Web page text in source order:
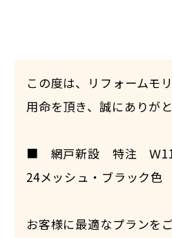
この度は、リフォームモ
用命を頂き、誠にありが
■ 網戸新設 特注 Ｗ
24メッシュ・ブラ
お客様に最適なプランを